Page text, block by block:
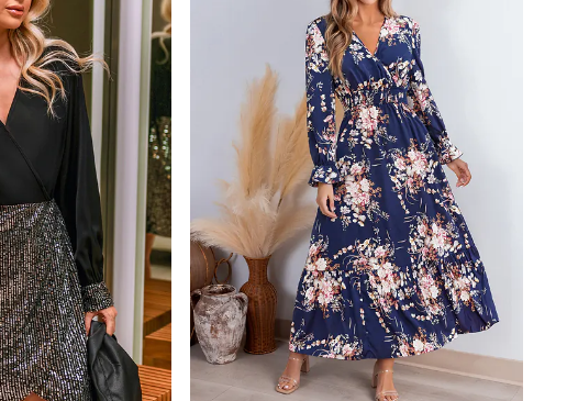
ERHALTEN
für E-Mail-Abonnenten.
Bestellung. Jeder Code ist einmal gültig.